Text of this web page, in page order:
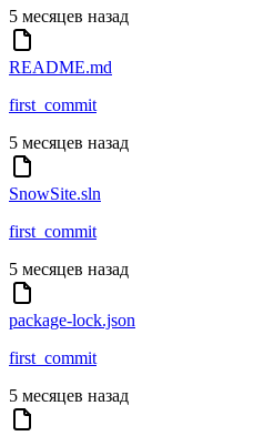
5 месяцев назад
README.md
first_commit
5 месяцев назад
SnowSite.sln
first_commit
5 месяцев назад
package-lock.json
first_commit
5 месяцев назад